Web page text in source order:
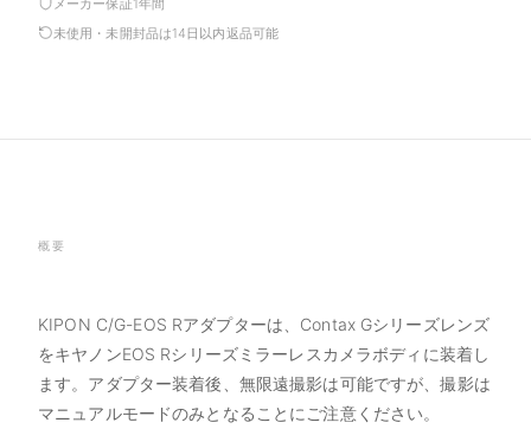
メーカー保証1年間
未使用・未開封品は14日以内返品可能
概要
KIPON C/G-EOS Rアダプターは、Contax Gシリーズレンズ
をキヤノンEOS Rシリーズミラーレスカメラボディに装着し
ます。アダプター装着後、無限遠撮影は可能ですが、撮影は
マニュアルモードのみとなることにご注意ください。